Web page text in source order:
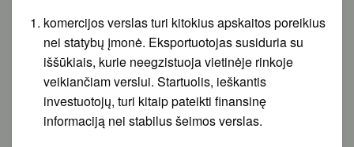
komercijos verslas turi kitokius apskaitos poreikius
nei statybų įmonė. Eksportuotojas susiduria su
iššūkiais, kurie neegzistuoja vietinėje rinkoje
veikiančiam verslui. Startuolis, ieškantis
investuotojų, turi kitaip pateikti finansinę
informaciją nei stabilus šeimos verslas.